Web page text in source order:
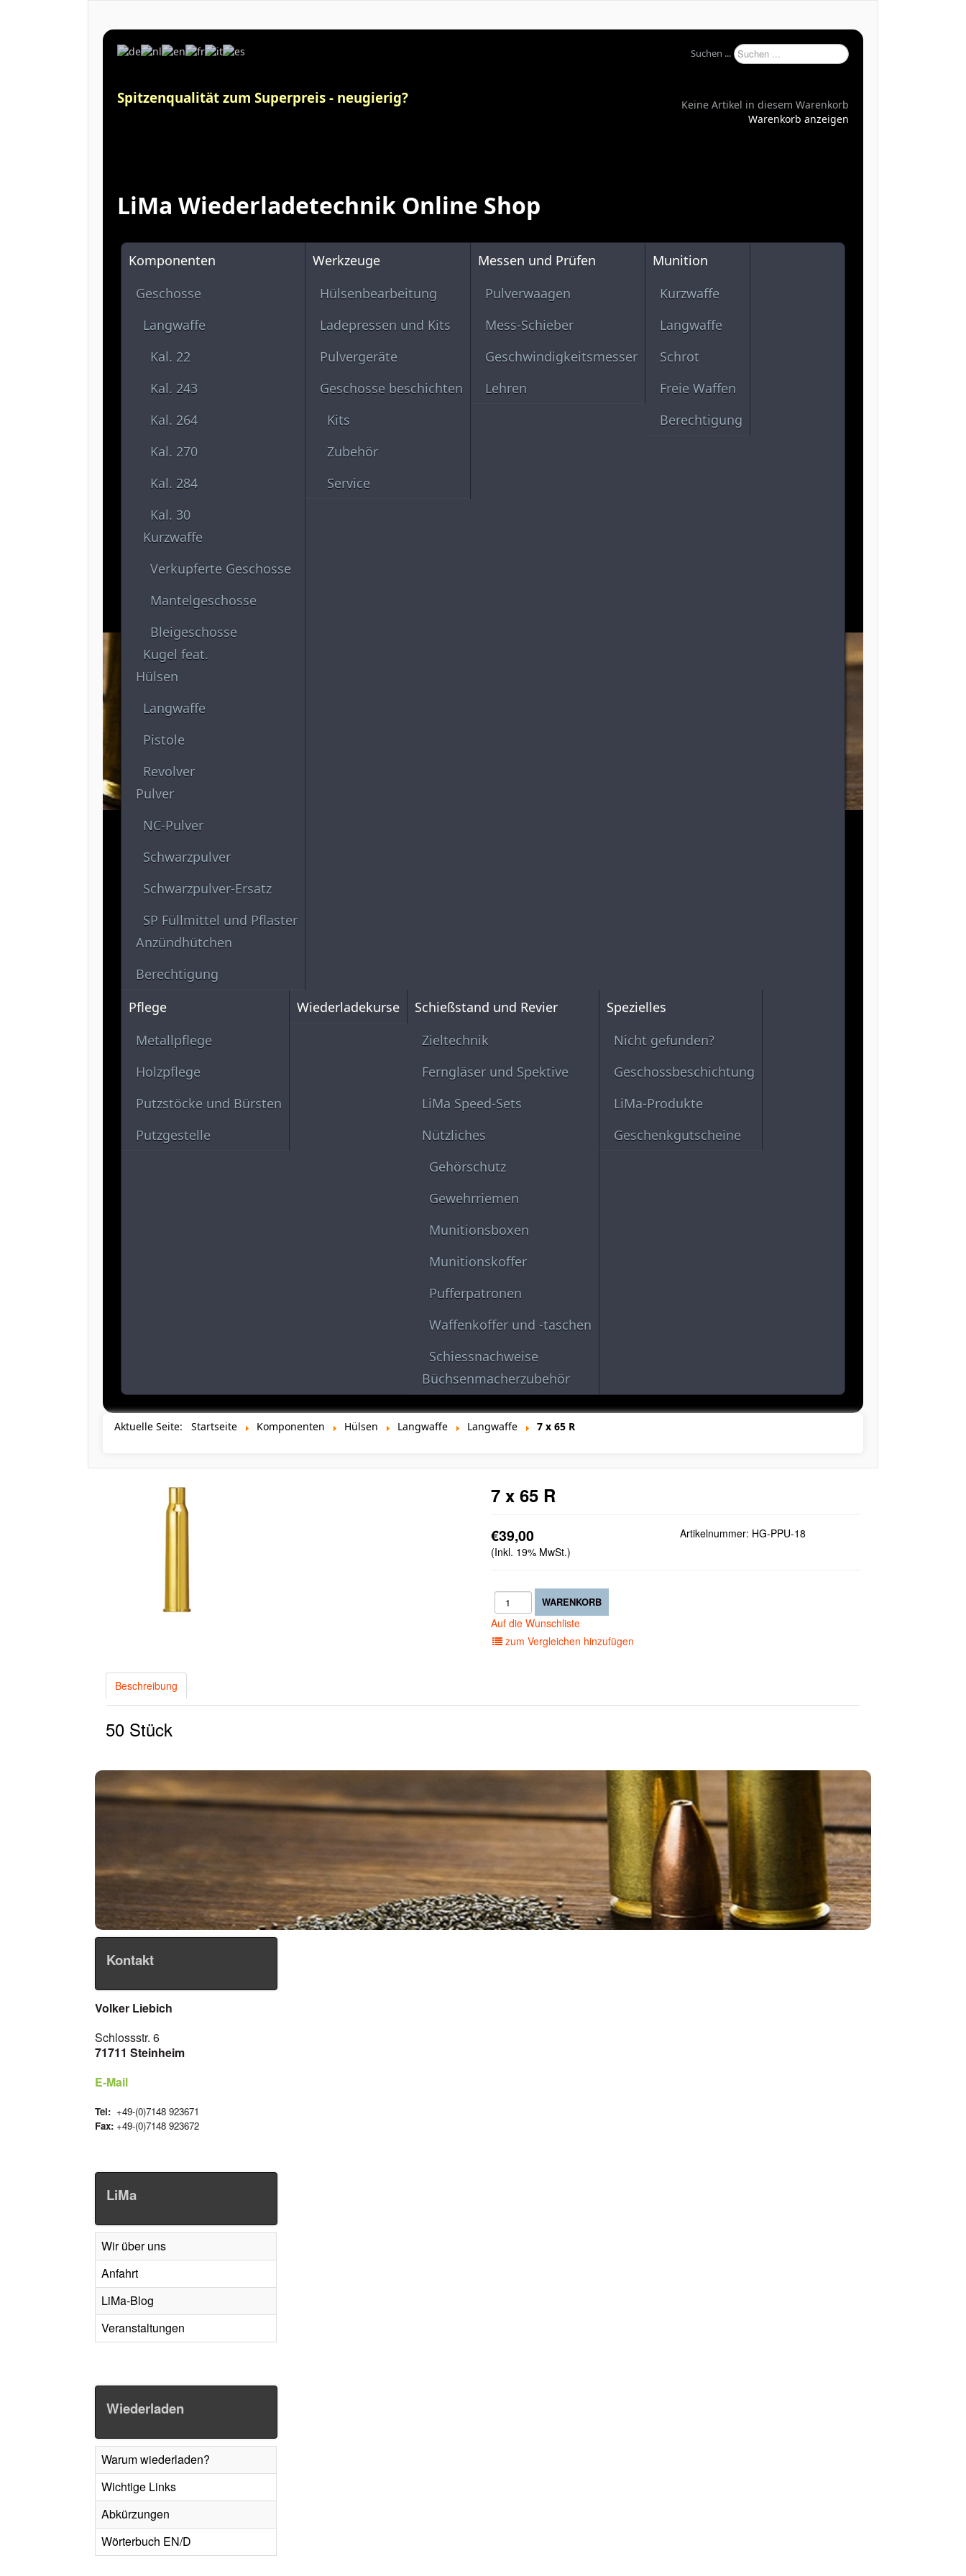
Spitzenqualität zum Superpreis - neugierig?
Suchen ...
Keine Artikel in diesem Warenkorb
Warenkorb anzeigen
LiMa Wiederladetechnik Online Shop
Komponenten
Geschosse
Langwaffe
Kal. 22
Kal. 243
Kal. 264
Kal. 270
Kal. 284
Kal. 30
Kurzwaffe
Verkupferte Geschosse
Mantelgeschosse
Bleigeschosse
Kugel feat.
Hülsen
Langwaffe
Pistole
Revolver
Pulver
NC-Pulver
Schwarzpulver
Schwarzpulver-Ersatz
SP Füllmittel und Pflaster
Anzündhütchen
Berechtigung
Werkzeuge
Hülsenbearbeitung
Ladepressen und Kits
Pulvergeräte
Geschosse beschichten
Kits
Zubehör
Service
Messen und Prüfen
Pulverwaagen
Mess-Schieber
Geschwindigkeitsmesser
Lehren
Munition
Kurzwaffe
Langwaffe
Schrot
Freie Waffen
Berechtigung
Pflege
Metallpflege
Holzpflege
Putzstöcke und Bürsten
Putzgestelle
Wiederladekurse
Schießstand und Revier
Zieltechnik
Ferngläser und Spektive
LiMa Speed-Sets
Nützliches
Gehörschutz
Gewehrriemen
Munitionsboxen
Munitionskoffer
Pufferpatronen
Waffenkoffer und -taschen
Schiessnachweise
Büchsenmacherzubehör
Spezielles
Nicht gefunden?
Geschossbeschichtung
LiMa-Produkte
Geschenkgutscheine
Aktuelle Seite: Startseite Komponenten Hülsen Langwaffe Langwaffe 7 x 65 R
7 x 65 R
€39,00
(Inkl. 19% MwSt.)
Artikelnummer: HG-PPU-18
Auf die Wunschliste
zum Vergleichen hinzufügen
Beschreibung
50 Stück
Kontakt
Volker Liebich
Schlossstr. 6
71711 Steinheim
E-Mail
Tel: +49-(0)7148 923671
Fax: +49-(0)7148 923672
LiMa
Wir über uns
Anfahrt
LiMa-Blog
Veranstaltungen
Wiederladen
Warum wiederladen?
Wichtige Links
Abkürzungen
Wörterbuch EN/D